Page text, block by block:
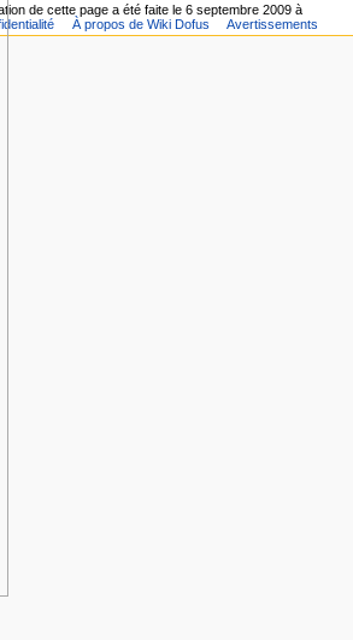
de cette page a été faite le 6 septembre 2009 à
À propos de Wiki Dofus Avertissements